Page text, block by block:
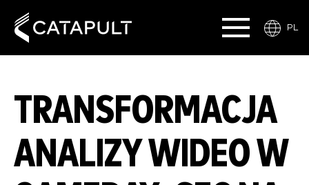
PL
TRANSFORMACJA
ANALIZY WIDEO W